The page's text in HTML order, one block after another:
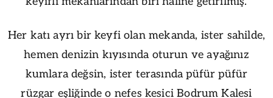
Her katı ayrı bir keyfi olan mekanda, ister sahilde,
hemen denizin kıyısında oturun ve ayağınız
kumlara değsin, ister terasında püfür püfür
rüzgar eşliğinde o nefes kesici Bodrum Kalesi